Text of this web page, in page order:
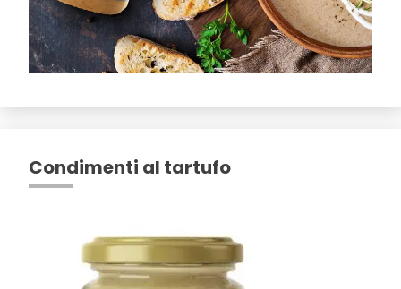
Condimenti al tartufo